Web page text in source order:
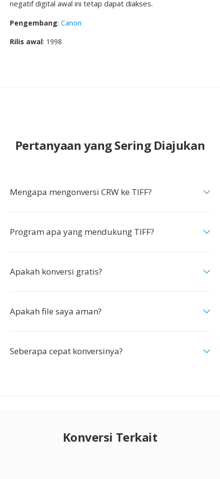
negatif digital awal ini tetap dapat diakses.
Pengembang: Canon
Rilis awal: 1998
Pertanyaan yang Sering Diajukan
Mengapa mengonversi CRW ke TIFF?
Program apa yang mendukung TIFF?
Apakah konversi gratis?
Apakah file saya aman?
Seberapa cepat konversinya?
Konversi Terkait